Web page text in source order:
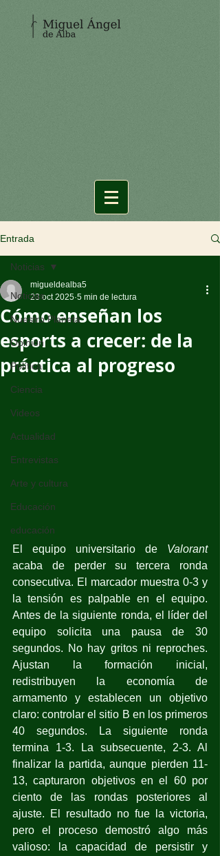
Entrada
Noticias
Nuestro Planeta
Opinión
Política
Ciencia
Videos
Actualidad
Entrevistas
Arte y cultura
Educación
educación
Noticias
Cómo enseñan los
esports a crecer: de la
práctica al progreso
migueldealba5
23 oct 2025 5 min de lectura
El equipo universitario de Valorant
acaba de perder su tercera ronda
consecutiva. El marcador muestra 0-3 y
la tensión es palpable en el equipo.
Antes de la siguiente ronda, el líder del
equipo solicita una pausa de 30
segundos. No hay gritos ni reproches.
Ajustan la formación inicial,
redistribuyen la economía de
armamento y establecen un objetivo
claro: controlar el sitio B en los primeros
40 segundos. La siguiente ronda
termina 1-3. La subsecuente, 2-3. Al
finalizar la partida, aunque pierden 11-
13, capturaron objetivos en el 60 por
ciento de las rondas posteriores al
ajuste. El resultado no fue la victoria,
pero el proceso demostró algo más
valioso: la capacidad de persistir y